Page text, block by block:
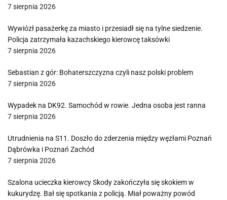
7 sierpnia 2026
Wywiózł pasażerkę za miasto i przesiadł się na tylne siedzenie.
Policja zatrzymała kazachskiego kierowcę taksówki
7 sierpnia 2026
Sebastian z gór: Bohaterszczyzna czyli nasz polski problem
7 sierpnia 2026
Wypadek na DK92. Samochód w rowie. Jedna osoba jest ranna
7 sierpnia 2026
Utrudnienia na S11. Doszło do zderzenia między węzłami Poznań
Dąbrówka i Poznań Zachód
7 sierpnia 2026
Szalona ucieczka kierowcy Skody zakończyła się skokiem w
kukurydzę. Bał się spotkania z policją. Miał poważny powód